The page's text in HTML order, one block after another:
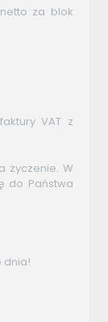
za blok
VAT z
życzenie. W
do Państwa
dnia!